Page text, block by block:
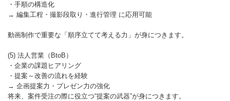
・手順の構造化
→ 編集工程・撮影段取り・進行管理 に応用可能
動画制作で重要な「順序立てて考える力」が身につきます。
(5) 法人営業（BtoB）
・企業の課題ヒアリング
・提案～改善の流れを経験
→ 企画提案力・プレゼン力の強化
将来、案件受注の際に役立つ“提案の武器”が身につきます。